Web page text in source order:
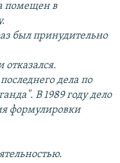
помещен в
был принудительно
дела по
В 1989 году дело
формулировки